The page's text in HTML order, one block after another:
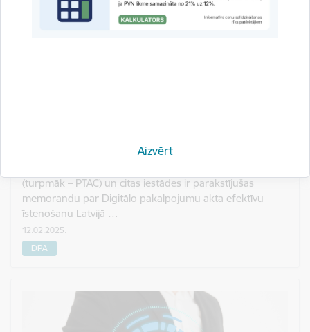
Aizvērt
(turpmāk – PTAC) un citas iestādes ir parakstījušas
memorandu par Digitālo pakalpojumu akta efektīvu
īstenošanu Latvijā …
12.02.2025.
DPA